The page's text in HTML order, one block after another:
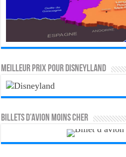
MEILLEUR PRIX POUR DISNEYLLAND
Billets d’avion moins cher